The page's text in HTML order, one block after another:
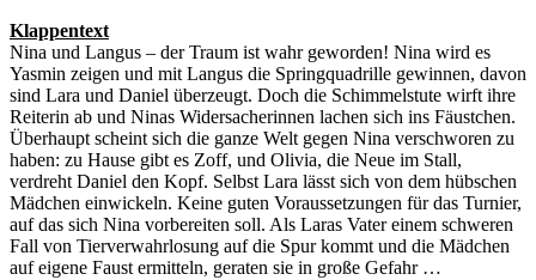
Klappentext
Nina und Langus – der Traum ist wahr geworden! Nina wird es
Yasmin zeigen und mit Langus die Springquadrille gewinnen, davon
sind Lara und Daniel überzeugt. Doch die Schimmelstute wirft ihre
Reiterin ab und Ninas Widersacherinnen lachen sich ins Fäustchen.
Überhaupt scheint sich die ganze Welt gegen Nina verschworen zu
haben: zu Hause gibt es Zoff, und Olivia, die Neue im Stall,
verdreht Daniel den Kopf. Selbst Lara lässt sich von dem hübschen
Mädchen einwickeln. Keine guten Voraussetzungen für das Turnier,
auf das sich Nina vorbereiten soll. Als Laras Vater einem schweren
Fall von Tierverwahrlosung auf die Spur kommt und die Mädchen
auf eigene Faust ermitteln, geraten sie in große Gefahr …